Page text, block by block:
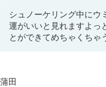
シュノーケリング中にウ
運がいいと見れますよっ
とができてめちゃくちゃ
蒲田